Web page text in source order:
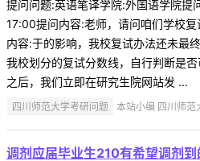
提问问题:英语笔译学院:外国语学院
17:00提问内容:老师，请问咱们学校
内容:于的影响，我校复试办法还未最
我校划分的复试分数线，自行判断是
之后，我们立即在研究生院网站发 ...
四川师范大学考研问题 本站小编 四川师
调剂应届毕业生210有希望调剂